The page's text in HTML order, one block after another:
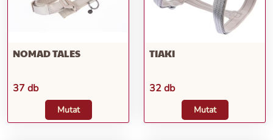
NOMAD TALES
37 db
Mutat
TIAKI
32 db
Mutat